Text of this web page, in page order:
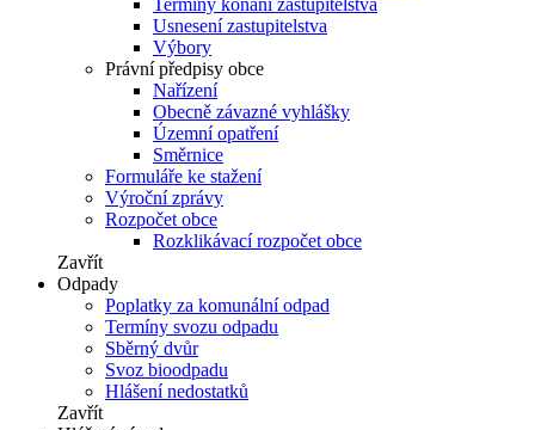
Termíny konání zastupitelstva
Usnesení zastupitelstva
Výbory
Právní předpisy obce
Nařízení
Obecně závazné vyhlášky
Územní opatření
Směrnice
Formuláře ke stažení
Výroční zprávy
Rozpočet obce
Rozklikávací rozpočet obce
Zavřít
Odpady
Poplatky za komunální odpad
Termíny svozu odpadu
Sběrný dvůr
Svoz bioodpadu
Hlášení nedostatků
Zavřít